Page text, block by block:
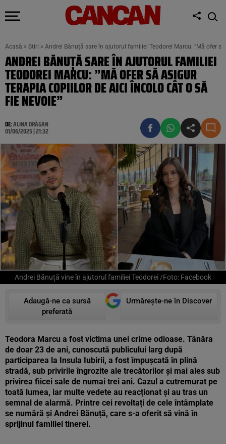
Acasă » Știri » Andrei Bănuță sare în ajutorul familiei Teodorei Marcu: ”Mă ofer
ANDREI BĂNUȚĂ SARE ÎN AJUTORUL FAMILIEI
TEODOREI MARCU: ”MĂ OFER SĂ ASIGUR
TERAPIA COPIILOR DE AICI ÎNCOLO CÂT O SĂ
FIE NEVOIE”
DE:ALINA DRĂGAN
01/06/2025 | 21:32
Andrei Bănuță vine în ajutorul familiei Teodorei /Foto: Facebook
Adaugă-ne ca sursă
preferată
Urmărește-ne în Discover
Teodora Marcu a fost victima unei crime odioase. Tânăra
de doar 23 de ani, cunoscută publicului larg după
participarea la Insula Iubirii, a fost împușcată în plină
stradă, sub privirile îngrozite ale trecătorilor și mai ales sub
privirea fiicei sale de numai trei ani. Cazul a cutremurat pe
toată lumea, iar multe vedete au reacționat și au tras un
semnal de alarmă. Printre cei revoltați de cele întâmplate
se numără și Andrei Bănuță, care s-a oferit să vină în
sprijinul familiei tinerei.